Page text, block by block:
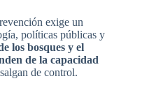
exige un
políticas públicas y
los bosques y el
de la capacidad
de control.